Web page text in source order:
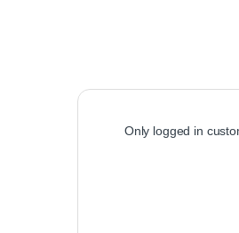
Only logged in